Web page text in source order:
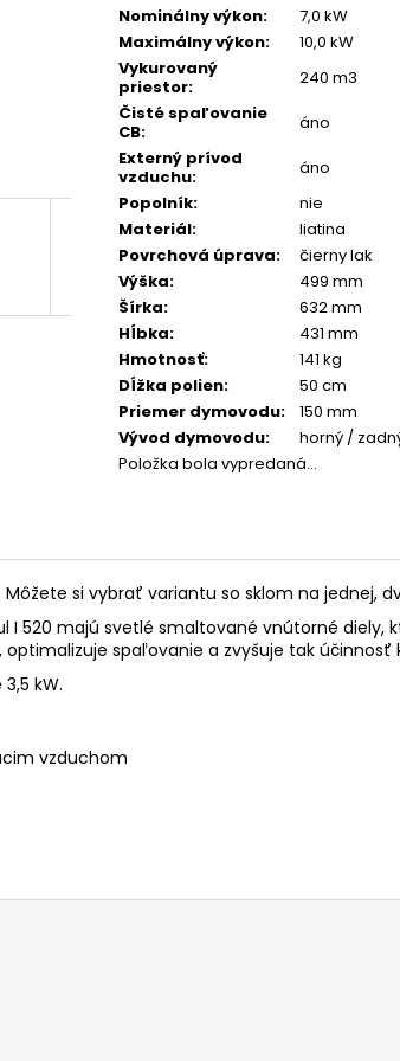
Nominálny výkon:
7,0 kW
Maximálny výkon:
10,0 kW
Vykurovaný
priestor:
240 m3
Čisté spaľovanie
CB:
áno
Externý prívod
vzduchu:
áno
Popolník:
nie
Materiál:
liatina
Povrchová úprava:
čierny lak
Výška:
499 mm
Šírka:
632 mm
Hĺbka:
431 mm
Hmotnosť:
141 kg
Dĺžka polien:
50 cm
Priemer dymovodu:
150 mm
Vývod dymovodu:
horný /
Položka bola vypredaná…
si vybrať variantu so sklom na jednej,
520 majú svetlé smaltované vnútorné diely,
spaľovanie a zvyšuje tak účinnosť
kW.
vzduchom